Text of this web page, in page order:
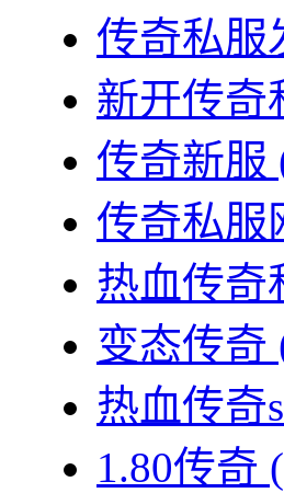
传奇私服
新开传奇
传奇新服
传奇私服
热血传奇
变态传奇
热血传奇
1.80传奇